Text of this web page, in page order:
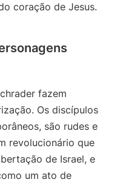
coração de Jesus.
fazem
Os discípulos
são rudes e
revolucionário que
de Israel, e
um ato de